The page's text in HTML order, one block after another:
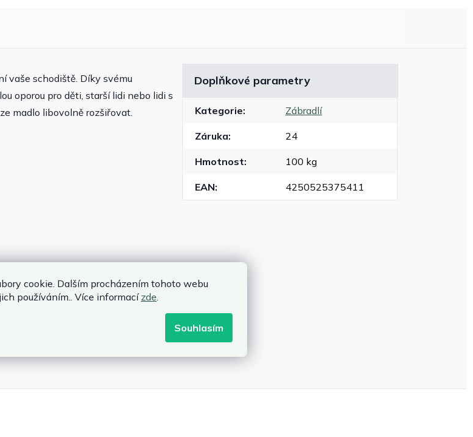
cookie. Dalším procházením tohoto webu
používáním.. Více informacízde.
Souhlasím
vaše schodiště. Díky svému
oporou pro děti, starší lidi nebo lidi s
madlo libovolně rozšiřovat.
Doplňkové parametry
Kategorie: Zábradlí
Záruka: 24
Hmotnost: 100 kg
EAN: 4250525375411